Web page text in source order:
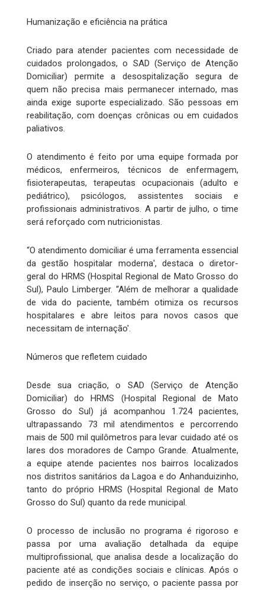
Humanização e eficiência na prática
Criado para atender pacientes com necessidade de
cuidados prolongados, o SAD (Serviço de Atenção
Domiciliar) permite a desospitalização segura de
quem não precisa mais permanecer internado, mas
ainda exige suporte especializado. São pessoas em
reabilitação, com doenças crônicas ou em cuidados
paliativos.
O atendimento é feito por uma equipe formada por
médicos, enfermeiros, técnicos de enfermagem,
fisioterapeutas, terapeutas ocupacionais (adulto e
pediátrico), psicólogos, assistentes sociais e
profissionais administrativos. A partir de julho, o time
será reforçado com nutricionistas.
“O atendimento domiciliar é uma ferramenta essencial
da gestão hospitalar moderna', destaca o diretor-
geral do HRMS (Hospital Regional de Mato Grosso do
Sul), Paulo Limberger. “Além de melhorar a qualidade
de vida do paciente, também otimiza os recursos
hospitalares e abre leitos para novos casos que
necessitam de internação'.
Números que refletem cuidado
Desde sua criação, o SAD (Serviço de Atenção
Domiciliar) do HRMS (Hospital Regional de Mato
Grosso do Sul) já acompanhou 1.724 pacientes,
ultrapassando 73 mil atendimentos e percorrendo
mais de 500 mil quilômetros para levar cuidado até os
lares dos moradores de Campo Grande. Atualmente,
a equipe atende pacientes nos bairros localizados
nos distritos sanitários da Lagoa e do Anhanduizinho,
tanto do próprio HRMS (Hospital Regional de Mato
Grosso do Sul) quanto da rede municipal.
O processo de inclusão no programa é rigoroso e
passa por uma avaliação detalhada da equipe
multiprofissional, que analisa desde a localização do
paciente até as condições sociais e clínicas. Após o
pedido de inserção no serviço, o paciente passa por